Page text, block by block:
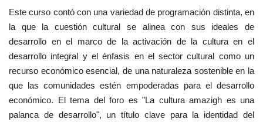
Este curso contó con una variedad de programación distinta, en
la que la cuestión cultural se alinea con sus ideales de
desarrollo en el marco de la activación de la cultura en el
desarrollo integral y el énfasis en el sector cultural como un
recurso económico esencial, de una naturaleza sostenible en la
que las comunidades estén empoderadas para el desarrollo
económico. El tema del foro es "La cultura amazigh es una
palanca de desarrollo", un título clave para la identidad del